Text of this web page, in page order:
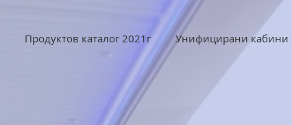
Продуктов каталог 2021г Унифицирани кабини